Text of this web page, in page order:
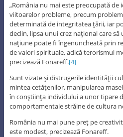
„România nu mai este preocupată
viitoarelor probleme, precum
determinată de integritatea ţării, iar
declin, lipsa unui crez naţional care să
naţiune poate fi îngenuncheată prin
de valori spirituale, adică terorismul
precizează Fonareff.[4]
Sunt vizate şi distrugerile identităţii
mintea cetăţenilor, manipularea
în conştiinţa individului a unor tipare
comportamentale străine de cultura
România nu mai pune preţ pe
este modest, precizează Fonareff.